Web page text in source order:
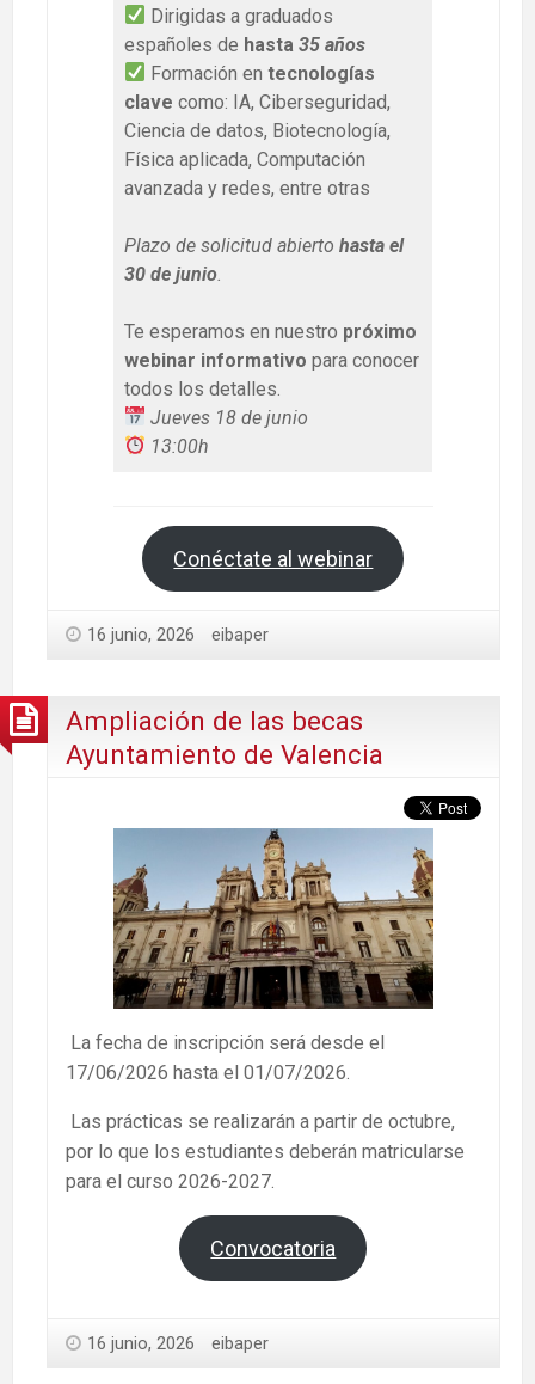
Dirigidas a graduados
españoles de hasta 35 años
Formación entecnologías
clave como: IA, Ciberseguridad,
Ciencia de datos, Biotecnología,
Física aplicada, Computación
avanzada y redes, entre otras
Plazo de solicitud abierto hasta el
30 de junio.
Te esperamos en nuestro próximo
webinar informativo para conocer
todos los detalles.
Jueves 18 de junio
13:00h
Conéctate al webinar
16 junio, 2026 eibaper
Ampliación de las becas
Ayuntamiento de Valencia
La fecha de inscripción será desde el
17/06/2026 hasta el 01/07/2026.
Las prácticas se realizarán a partir de octubre,
por lo que los estudiantes deberán matricularse
para el curso 2026-2027.
Convocatoria
16 junio, 2026 eibaper